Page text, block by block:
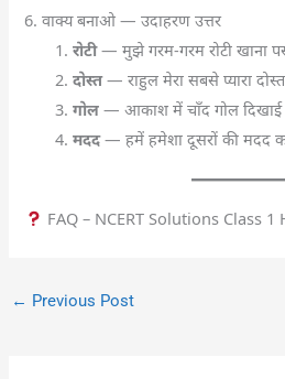
6. वाक्य बनाओ — उदाहरण उत्तर
रोटी— मुझे गरम-गरम रोटी खाना
दोस्त— राहुल मेरा सबसे प्यारा
गोल — आकाश में चाँद गोल दिखाई
मदद— हमें हमेशा दूसरों की मदद
FAQ – NCERT Solutions Class
← Previous Post